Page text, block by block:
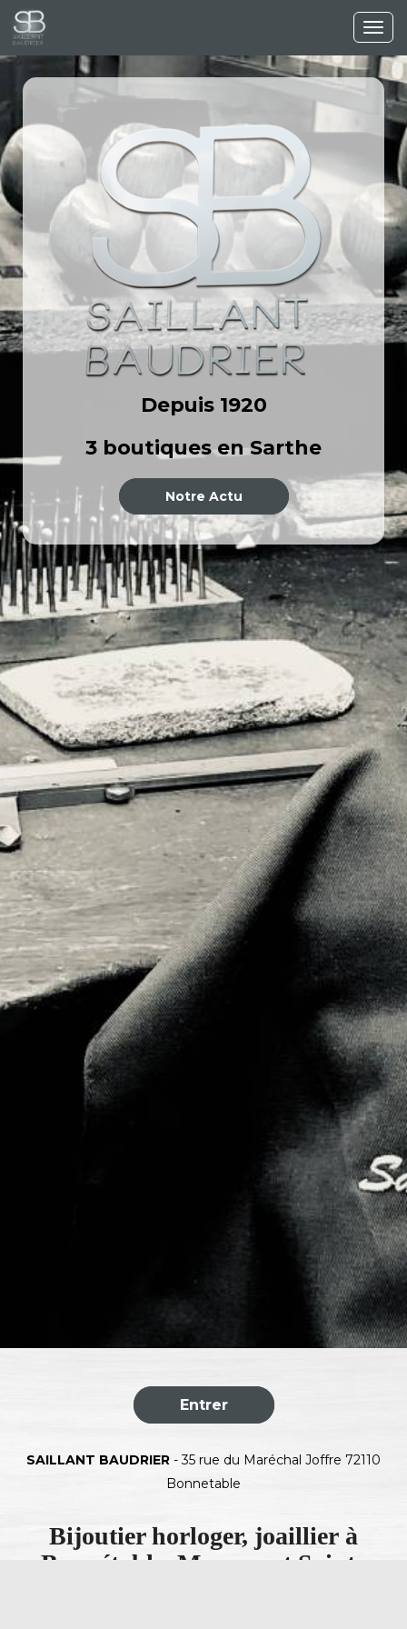
le
Depuis 1920
3 boutiques en Sarthe
Notre Actu
Entrer
SAILLANT BAUDRIER - 35 rue du Maréchal Joffre 72110
Bonnetable
Bijoutier horloger, joaillier à
Bonnétable, Mamers et Sainte